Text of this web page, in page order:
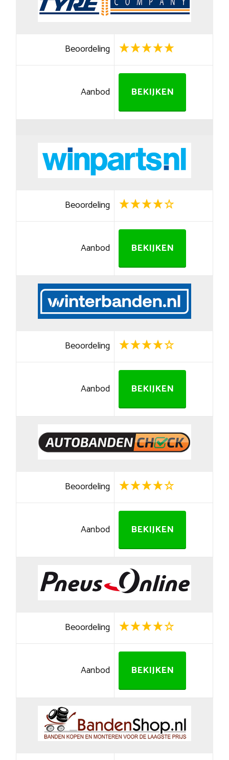
Beoordeling
Aanbod BEKIJKEN
Beoordeling
Aanbod BEKIJKEN
Beoordeling
Aanbod BEKIJKEN
Beoordeling
Aanbod BEKIJKEN
Beoordeling
Aanbod BEKIJKEN